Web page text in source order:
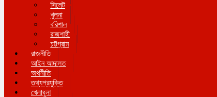
সিলেট
খুলনা
বরিশাল
রাজশাহী
চট্টগ্রাম
রাজনীতি
আইন আদালত
অর্থনীতি
তথ্যপ্রযুক্তি
খেলাধুলা